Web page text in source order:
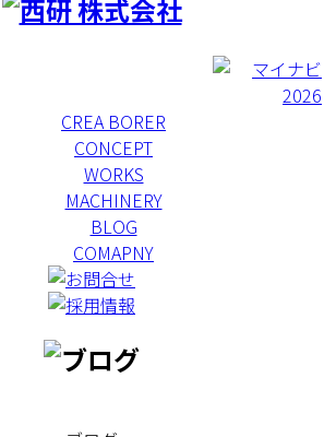
CREA BORER
CONCEPT
WORKS
MACHINERY
BLOG
COMAPNY